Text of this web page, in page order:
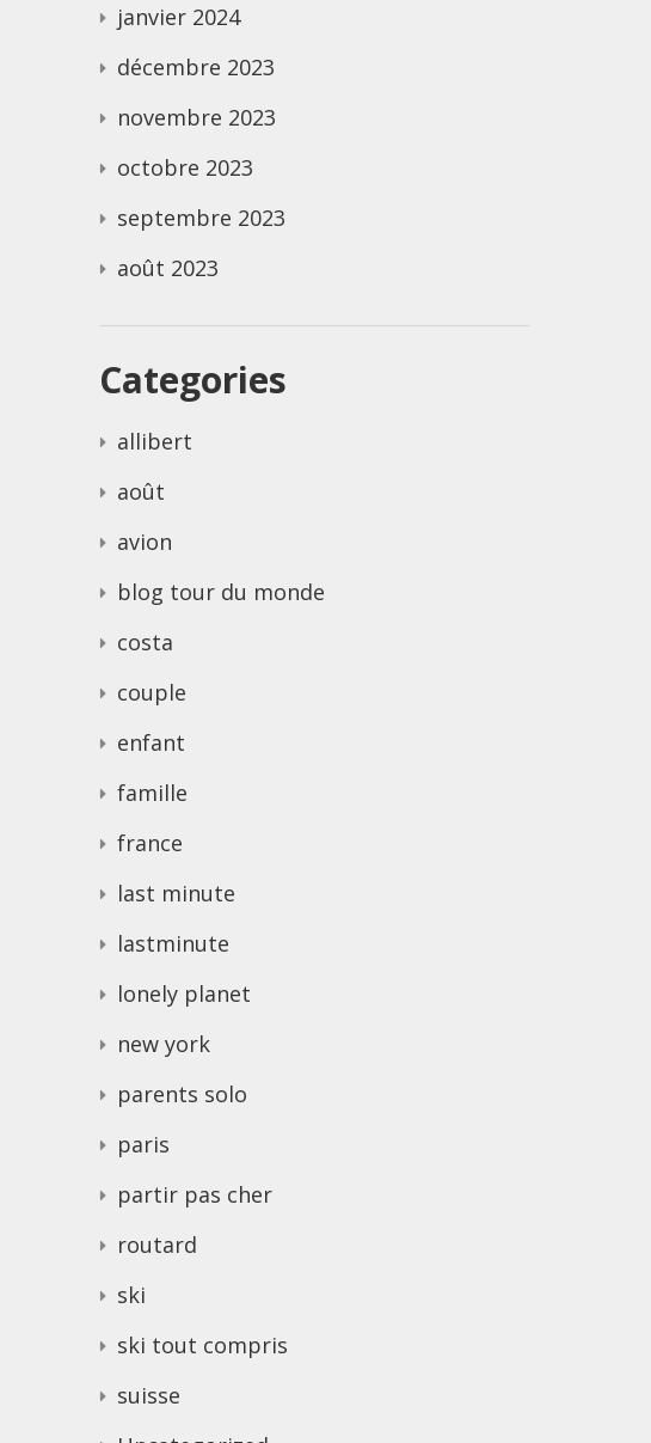
janvier 2024
décembre 2023
novembre 2023
octobre 2023
septembre 2023
août 2023
Categories
allibert
août
avion
blog tour du monde
costa
couple
enfant
famille
france
last minute
lastminute
lonely planet
new york
parents solo
paris
partir pas cher
routard
ski
ski tout compris
suisse